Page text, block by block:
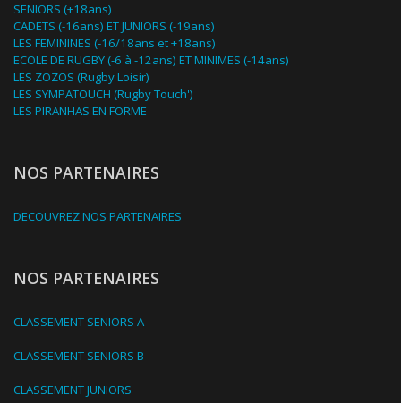
SENIORS (+18ans)
CADETS (-16ans) ET JUNIORS (-19ans)
LES FEMININES (-16/18ans et +18ans)
ECOLE DE RUGBY (-6 à -12ans) ET MINIMES (-14ans)
LES ZOZOS (Rugby Loisir)
LES SYMPATOUCH (Rugby Touch')
LES PIRANHAS EN FORME
NOS PARTENAIRES
DECOUVREZ NOS PARTENAIRES
NOS PARTENAIRES
CLASSEMENT SENIORS A
CLASSEMENT SENIORS B
CLASSEMENT JUNIORS